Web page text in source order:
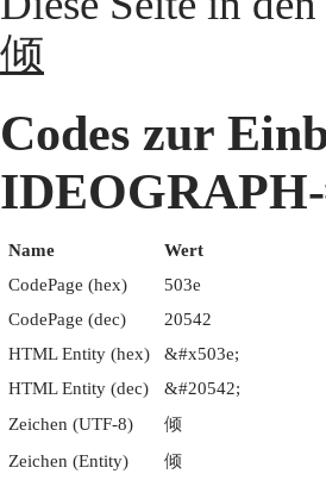
倾
Codes zur
Name
Wert
CodePage (hex)
503e
CodePage (dec)
20542
HTML Entity (hex)
&#x503e;
HTML Entity (dec)
&#20542;
Zeichen (UTF-8)
倾
Zeichen (Entity)
倾